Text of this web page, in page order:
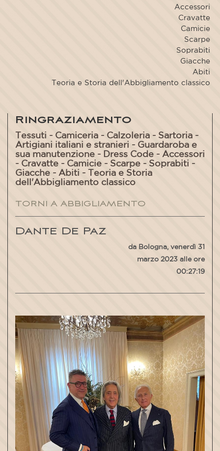
Accessori
Cravatte
Camicie
Scarpe
Soprabiti
Giacche
Abiti
Teoria e Storia dell'Abbigliamento classico
Ringraziamento
Tessuti - Camiceria - Calzoleria - Sartoria -
Artigiani italiani e stranieri - Guardaroba e
sua manutenzione - Dress Code - Accessori
- Cravatte - Camicie - Scarpe - Soprabiti -
Giacche - Abiti - Teoria e Storia
dell'Abbigliamento classico
TORNI A ABBIGLIAMENTO
Dante De Paz
da Bologna, venerdì 31
marzo 2023 alle ore
00:27:19